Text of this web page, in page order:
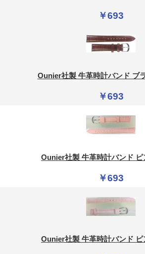
￥693
Ounier社製 牛革時計バンド ブ
￥693
Ounier社製 牛革時計バンド ピ
￥693
Ounier社製 牛革時計バンド ピ